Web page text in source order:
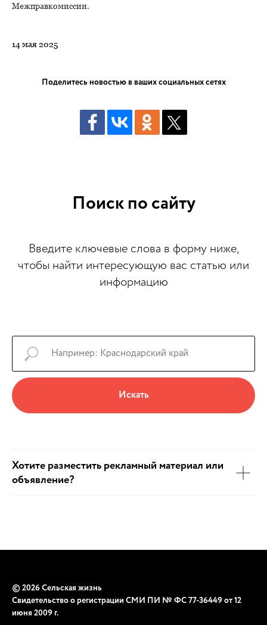
Межправкомиссии.
14 мая 2025
Поделитесь новостью в ваших социальных сетях
Поиск по сайту
Введите ключевые слова в форму ниже,
чтобы найти интересующую вас статью или
информацию
Искать
Хотите разместить рекламный материал или
объявление?
© 2026 Сельская жизнь
Свидетельство о регистрации СМИ ПИ № ФС 77-36449 от 12
июня 2009 г.